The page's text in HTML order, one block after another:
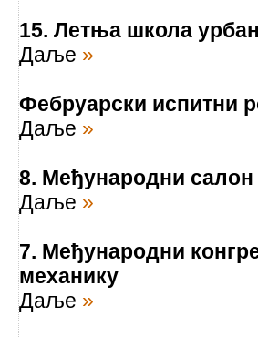
15. Летња школа
Даље »
Фебруарски испитни
Даље »
8. Међународни салон
Даље »
7. Међународни
механику
Даље »